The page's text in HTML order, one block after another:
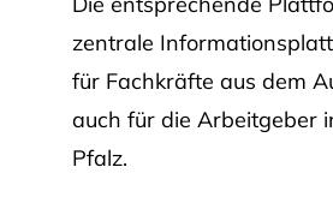
zentrale
für Fachkräfte aus dem
auch für die Arbeitgeber
Pfalz.